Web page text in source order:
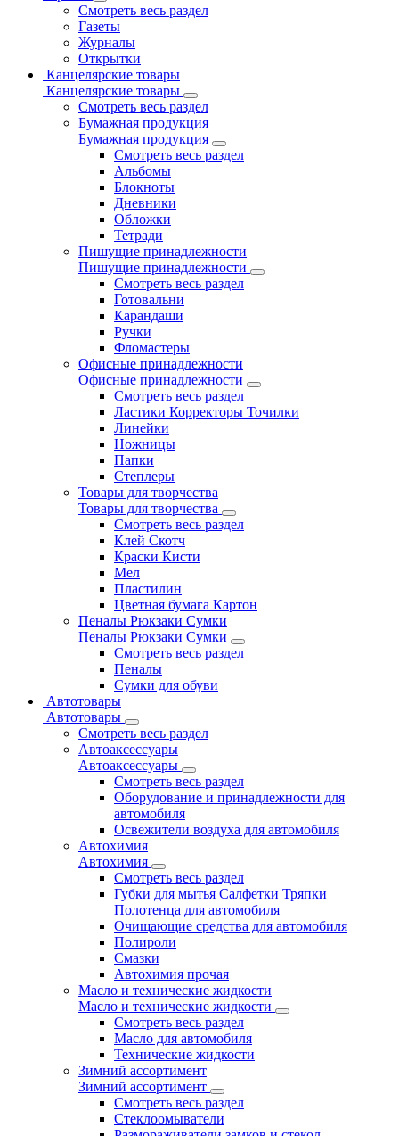
Смотреть весь раздел
Газеты
Журналы
Открытки
Канцелярские товары
Канцелярские товары
Смотреть весь раздел
Бумажная продукция
Бумажная продукция
Смотреть весь раздел
Альбомы
Блокноты
Дневники
Обложки
Тетради
Пишущие принадлежности
Пишущие принадлежности
Смотреть весь раздел
Готовальни
Карандаши
Ручки
Фломастеры
Офисные принадлежности
Офисные принадлежности
Смотреть весь раздел
Ластики Корректоры Точилки
Линейки
Ножницы
Папки
Степлеры
Товары для творчества
Товары для творчества
Смотреть весь раздел
Клей Скотч
Краски Кисти
Мел
Пластилин
Цветная бумага Картон
Пеналы Рюкзаки Сумки
Пеналы Рюкзаки Сумки
Смотреть весь раздел
Пеналы
Сумки для обуви
Автотовары
Автотовары
Смотреть весь раздел
Автоаксессуары
Автоаксессуары
Смотреть весь раздел
Оборудование и принадлежности для
автомобиля
Освежители воздуха для автомобиля
Автохимия
Автохимия
Смотреть весь раздел
Губки для мытья Салфетки Тряпки
Полотенца для автомобиля
Очищающие средства для автомобиля
Полироли
Смазки
Автохимия прочая
Масло и технические жидкости
Масло и технические жидкости
Смотреть весь раздел
Масло для автомобиля
Технические жидкости
Зимний ассортимент
Зимний ассортимент
Смотреть весь раздел
Стеклоомыватели